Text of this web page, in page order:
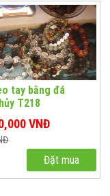
tay bằng đá
T218
VNĐ
Đặt mua